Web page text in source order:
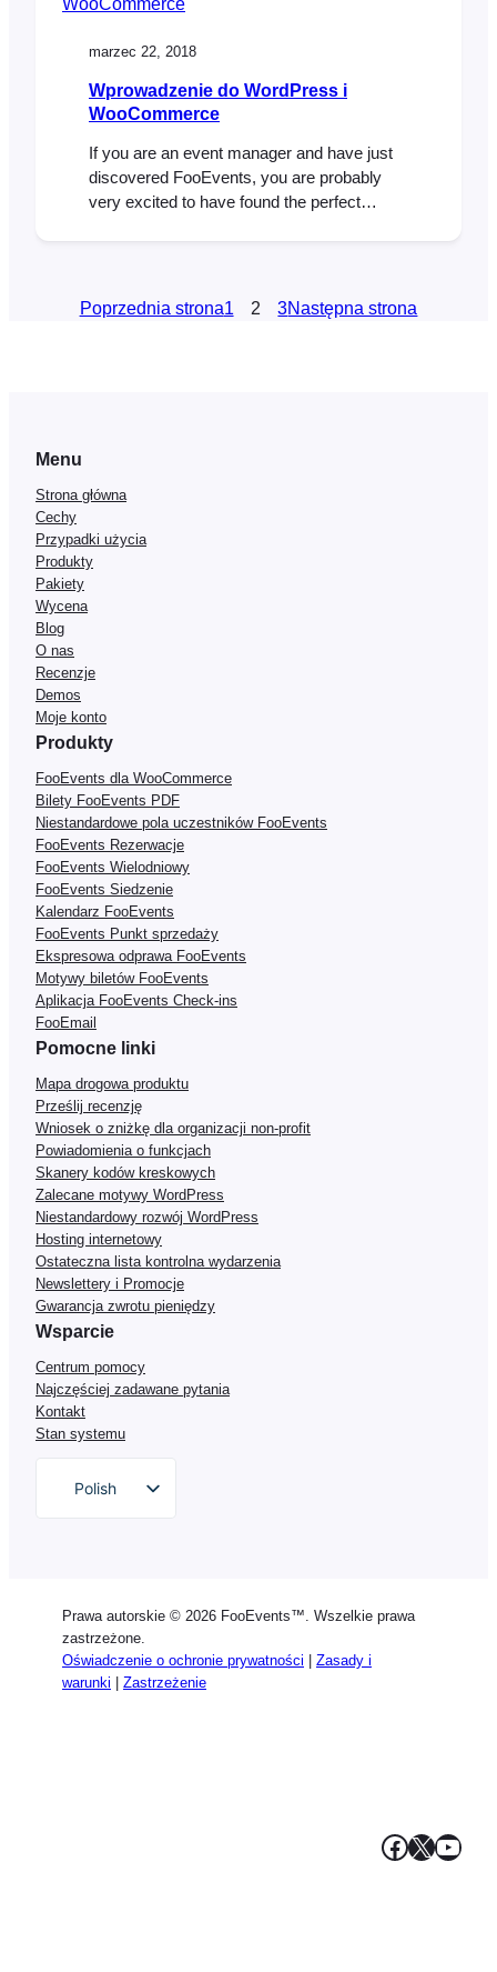
the available ticket themes, head over to…
marzec 22, 2018
Wprowadzenie do WordPress i
WooCommerce
If you are an event manager and have just
discovered FooEvents, you are probably
very excited to have found the perfect
software a bit intimidating. Fear not, we
have written a short guide that will…
Poprzednia strona1 2 3Następna strona
Menu
Strona główna
Cechy
Przypadki użycia
Produkty
Pakiety
Wycena
Blog
O nas
Recenzje
Demos
Moje konto
Produkty
FooEvents dla WooCommerce
Bilety FooEvents PDF
Niestandardowe pola uczestników FooEvents
FooEvents Rezerwacje
FooEvents Wielodniowy
FooEvents Siedzenie
Kalendarz FooEvents
FooEvents Punkt sprzedaży
Ekspresowa odprawa FooEvents
Motywy biletów FooEvents
Aplikacja FooEvents Check-ins
FooEmail
Pomocne linki
Mapa drogowa produktu
Prześlij recenzję
Wniosek o zniżkę dla organizacji non-profit
Powiadomienia o funkcjach
Skanery kodów kreskowych
Zalecane motywy WordPress
Niestandardowy rozwój WordPress
Hosting internetowy
Ostateczna lista kontrolna wydarzenia
Newslettery i Promocje
Gwarancja zwrotu pieniędzy
Wsparcie
Centrum pomocy
Najczęściej zadawane pytania
Kontakt
Stan systemu
Polish
Spanish
Italian
Prawa autorskie © 2026 FooEvents™. Wszelkie prawa
zastrzeżone.
Oświadczenie o ochronie prywatności
Zasady i
warunki
Zastrzeżenie
Facebook
X